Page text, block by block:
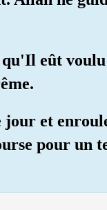
eût
jour et
pour un